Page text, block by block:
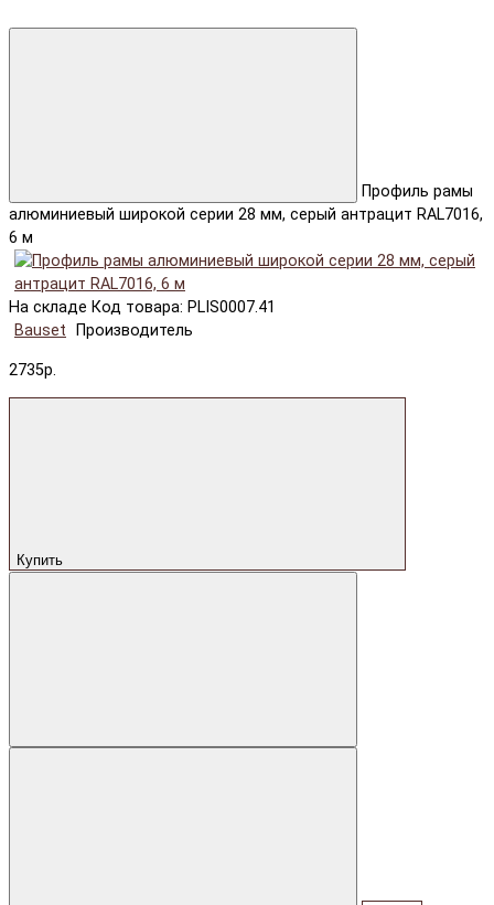
Профиль рамы
алюминиевый широкой серии 28 мм, серый антрацит RAL7016,
6 м
На складе Код товара: PLIS0007.41
Bauset
Производитель
2735р.
Купить